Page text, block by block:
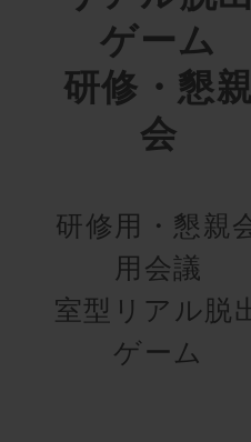
ゲーム
研修・懇
会
研修用・懇親
用会議
室型リアル脱
ゲーム